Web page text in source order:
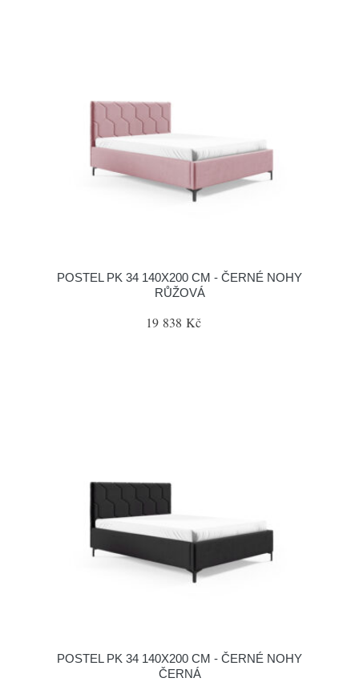
POSTEL PK 34 140X200 CM - ČERNÉ NOHY
RŮŽOVÁ
19 838 Kč
POSTEL PK 34 140X200 CM - ČERNÉ NOHY
ČERNÁ